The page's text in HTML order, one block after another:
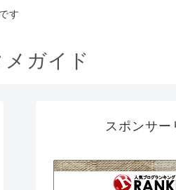
す
ガイド
スポンサー